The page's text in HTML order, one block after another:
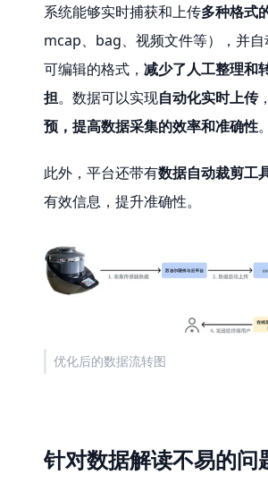
系统能够实时捕获和上传多种格式
mcap、bag、视频文件等），并自
可编辑的格式， 减少了人工整理和
担。数据可以实现自动化实时上传，
预，提高数据采集的效率和准确性。
此外，平台还带有数据自动裁剪工
有效信息，提升准确性。
优化后的数据流转图
针对数据解读不易的问